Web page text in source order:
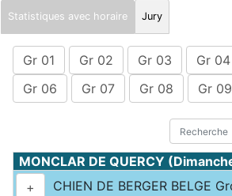
Statistiques avec horaire Jury
Gr 01 Gr 02 Gr 03 Gr 04
Gr 06
Gr 07 Gr 08 Gr 09
MONCLAR DE QUERCY
+
CHIEN DE BERGER BELGE